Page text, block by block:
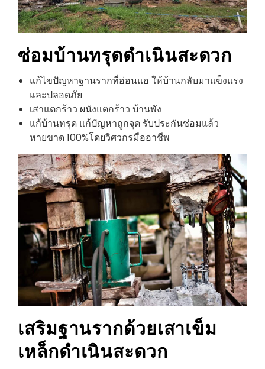
ซ่อมบ้านทรุดดำเนินสะดวก
แก้ไขปัญหาฐานรากที่อ่อนแอ ให้บ้านกลับมาแข็งแรง
และปลอดภัย
เสาแตกร้าว ผนังแตกร้าว บ้านพัง
แก้บ้านทรุด แก้ปัญหาถูกจุด รับประกันซ่อมแล้ว
หายขาด 100%โดยวิศวกรมืออาชีพ
เสริมฐานรากด้วยเสาเข็ม
เหล็กดำเนินสะดวก